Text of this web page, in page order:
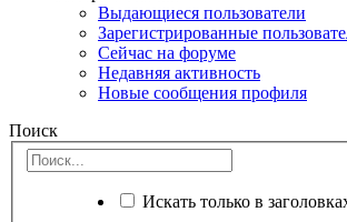
Выдающиеся пользователи
Зарегистрированные
Сейчас на форуме
Недавняя активность
Новые сообщения профиля
Поиск
Искать только в